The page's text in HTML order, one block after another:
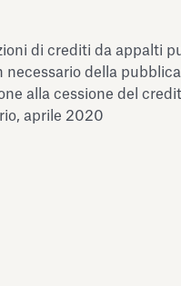
di crediti da appalti
necessario della pubblica
alla cessione del
aprile 2020